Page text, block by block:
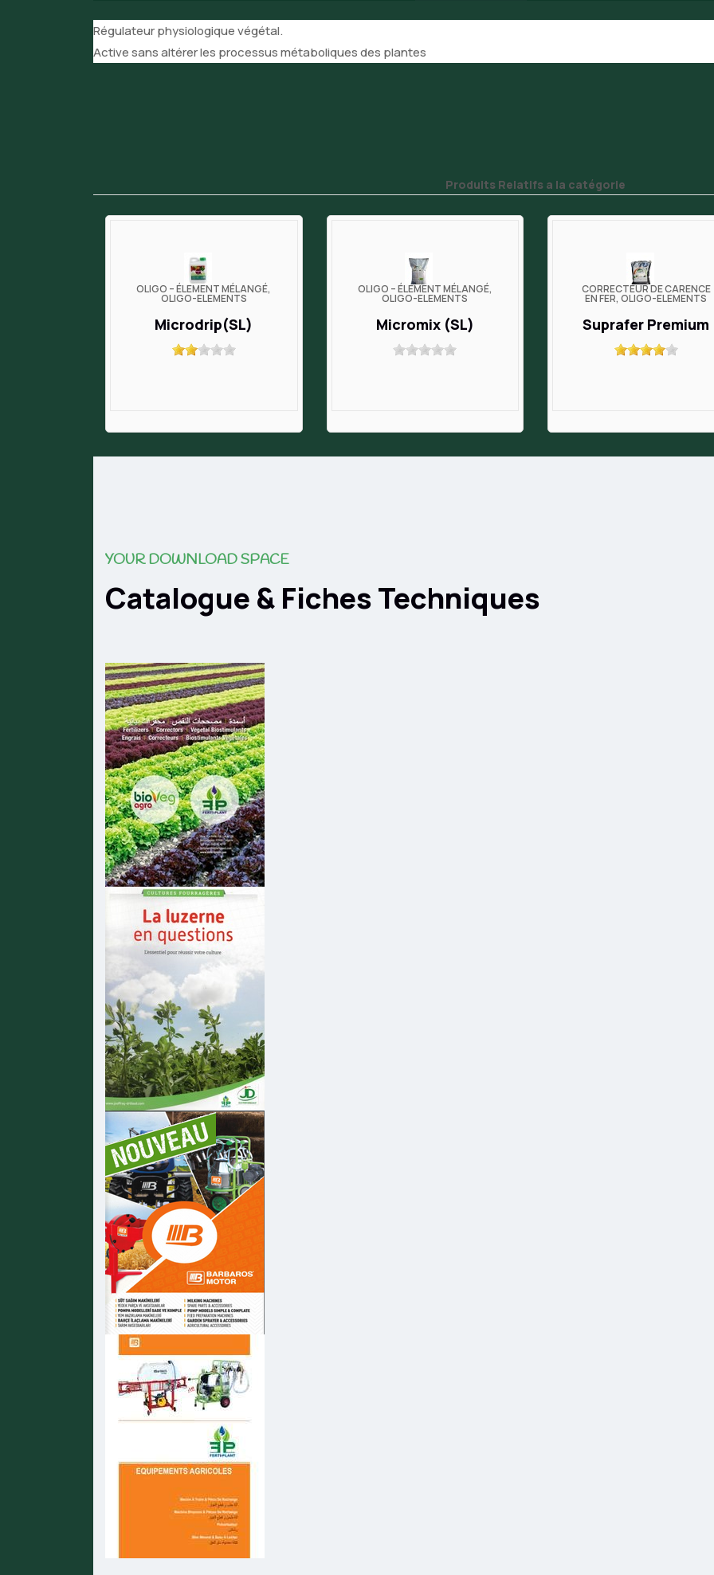
Régulateur physiologique végétal.
Active sans altérer les processus métaboliques des plantes
Produits Relatifs a la catégorie
OLIGO – ÉLÉMENT MÉLANGÉ,
OLIGO-ELEMENTS
Microdrip(SL)
OLIGO – ÉLÉMENT MÉLANGÉ,
OLIGO-ELEMENTS
Micromix (SL)
CORRECTEUR DE CARENCE
EN FER, OLIGO-ELEMENTS
Suprafer Premium
YOUR DOWNLOAD SPACE
Catalogue & Fiches Techniques